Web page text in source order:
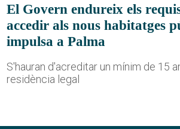
El Govern endureix els
accedir als nous habitatges
impulsa a Palma
S'hauran d'acreditar un mínim de 15
residència legal